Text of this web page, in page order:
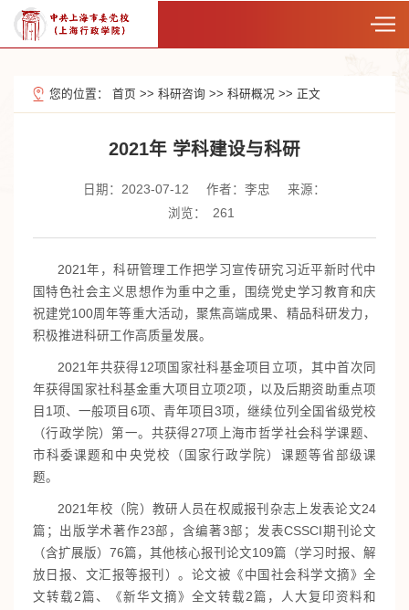
您的位置： 首页 >> 科研咨询 >> 科研概况 >> 正文
2021年 学科建设与科研
日期：2023-07-12 作者：李忠
来源：
浏览：
261
2021年，科研管理工作把学习宣传研究习近平新时代中
国特色社会主义思想作为重中之重，围绕党史学习教育和庆
祝建党100周年等重大活动，聚焦高端成果、精品科研发力，
积极推进科研工作高质量发展。
2021年共获得12项国家社科基金项目立项，其中首次同
年获得国家社科基金重大项目立项2项，以及后期资助重点项
目1项、一般项目6项、青年项目3项，继续位列全国省级党校
（行政学院）第一。共获得27项上海市哲学社会科学课题、
市科委课题和中央党校（国家行政学院）课题等省部级课
题。
2021年校（院）教研人员在权威报刊杂志上发表论文24
篇；出版学术著作23部，含编著3部；发表CSSCI期刊论文
（含扩展版）76篇，其他核心报刊论文109篇（学习时报、解
放日报、文汇报等报刊）。论文被《中国社会科学文摘》全
文转载2篇、《新华文摘》全文转载2篇，人大复印资料和